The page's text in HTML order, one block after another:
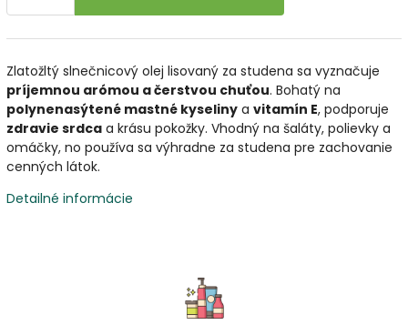
Zlatožltý slnečnicový olej lisovaný za studena sa vyznačuje
príjemnou arómou a čerstvou chuťou. Bohatý na
polynenasýtené mastné kyseliny a vitamín E, podporuje
zdravie srdca a krásu pokožky. Vhodný na šaláty, polievky a
omáčky, no používa sa výhradne za studena pre zachovanie
cenných látok.
Detailné informácie